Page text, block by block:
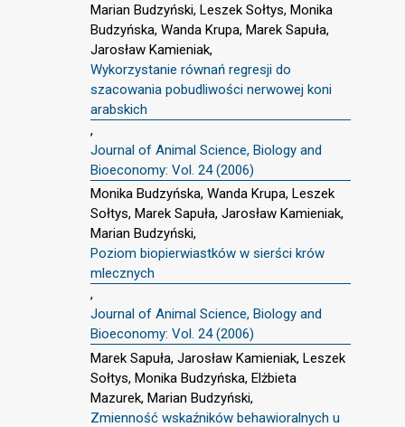
Marian Budzyński, Leszek Sołtys, Monika
Budzyńska, Wanda Krupa, Marek Sapuła,
Jarosław Kamieniak,
Wykorzystanie równań regresji do
szacowania pobudliwości nerwowej koni
arabskich
,
Journal of Animal Science, Biology and
Bioeconomy: Vol. 24 (2006)
Monika Budzyńska, Wanda Krupa, Leszek
Sołtys, Marek Sapuła, Jarosław Kamieniak,
Marian Budzyński,
Poziom biopierwiastków w sierści krów
mlecznych
,
Journal of Animal Science, Biology and
Bioeconomy: Vol. 24 (2006)
Marek Sapuła, Jarosław Kamieniak, Leszek
Sołtys, Monika Budzyńska, Elżbieta
Mazurek, Marian Budzyński,
Zmienność wskaźników behawioralnych u